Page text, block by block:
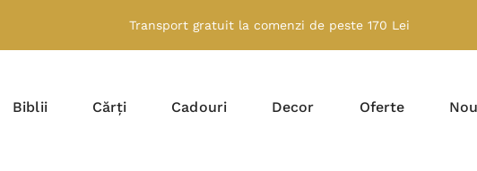
Transport gratuit la comenzi de peste 170 Lei
Biblii Cărți Cadouri Decor Oferte